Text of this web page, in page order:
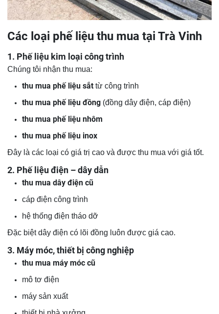
Các loại phế liệu thu mua tại Trà Vinh
1. Phế liệu kim loại công trình
Chúng tôi nhận thu mua:
thu mua phế liệu sắt từ công trình
thu mua phế liệu đồng (đồng dây điện, cáp điện)
thu mua phế liệu nhôm
thu mua phế liệu inox
Đây là các loại có giá trị cao và được thu mua với giá tốt.
2. Phế liệu điện – dây dẫn
thu mua dây điện cũ
cáp điện công trình
hệ thống điện tháo dỡ
Đặc biệt dây điện có lõi đồng luôn được giá cao.
3. Máy móc, thiết bị công nghiệp
thu mua máy móc cũ
mô tơ điện
máy sản xuất